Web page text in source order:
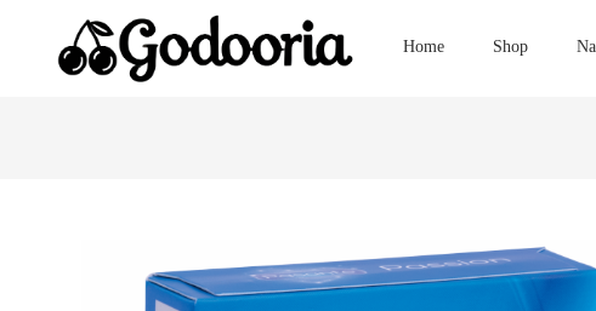
Home Shop